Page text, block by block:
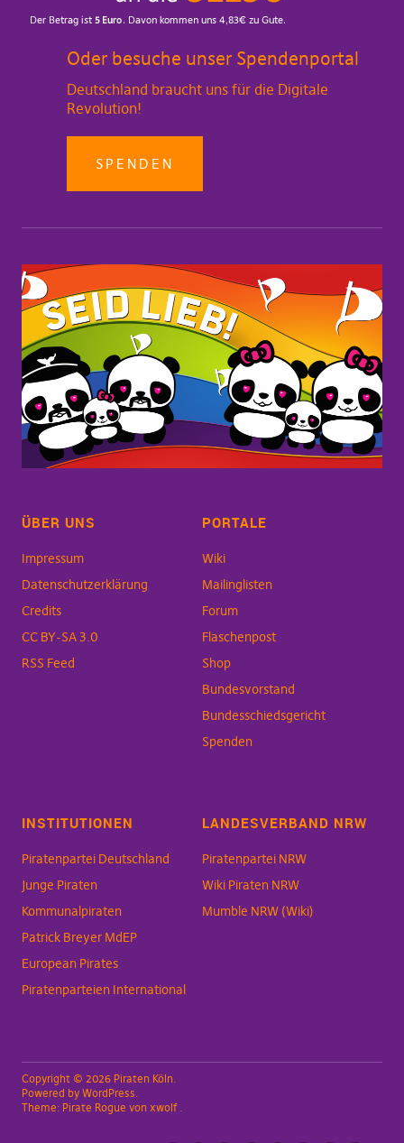
Oder besuche unser Spendenportal
Deutschland braucht uns für die Digitale
Revolution!
SPENDEN
ÜBER UNS
Impressum
Datenschutzerklärung
Credits
CC BY-SA 3.0
RSS Feed
PORTALE
Wiki
Mailinglisten
Forum
Flaschenpost
Shop
Bundesvorstand
Bundesschiedsgericht
Spenden
INSTITUTIONEN
Piratenpartei Deutschland
Junge Piraten
Kommunalpiraten
Patrick Breyer MdEP
European Pirates
Piratenparteien International
LANDESVERBAND NRW
Piratenpartei NRW
Wiki Piraten NRW
Mumble NRW (Wiki)
Copyright © 2026 Piraten Köln
Powered by WordPress
Theme: Pirate Rogue von xwolf